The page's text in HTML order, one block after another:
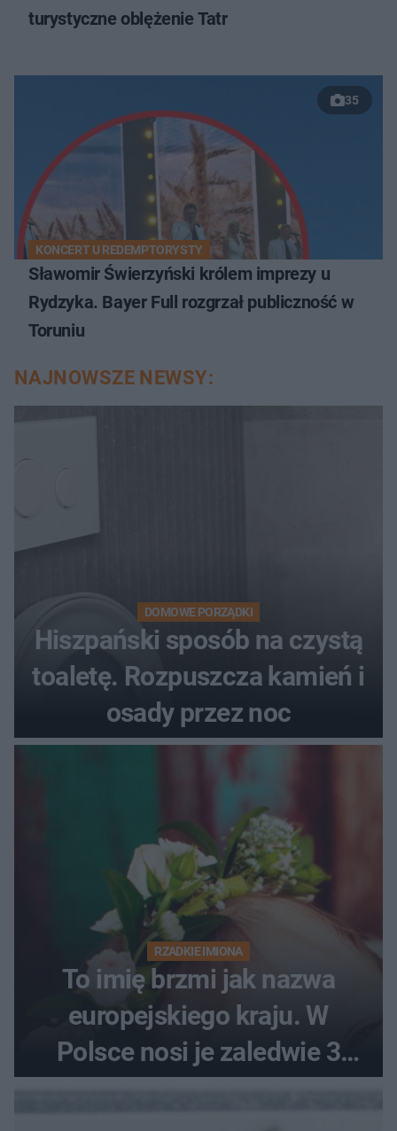
turystyczne oblężenie Tatr
35
KONCERT U REDEMPTORYSTY
Sławomir Świerzyński królem imprezy u
Rydzyka. Bayer Full rozgrzał publiczność w
Toruniu
NAJNOWSZE NEWSY:
DOMOWE PORZĄDKI
Hiszpański sposób na czystą
toaletę. Rozpuszcza kamień i
osady przez noc
RZADKIE IMIONA
To imię brzmi jak nazwa
europejskiego kraju. W
Polsce nosi je zaledwie 3